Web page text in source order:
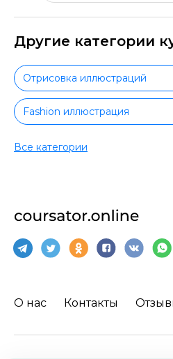
Другие категории
Отрисовка иллюстраций
Fashion иллюстрация
Книжная иллюстрация
Коммерческая иллюстрация
Motion-дизайн
Все категории
О нас Контакты